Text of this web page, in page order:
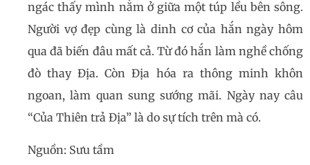
ngác thấy mình nằm ở giữa một túp lều bên sông.
Người vợ đẹp cùng là dinh cơ của hắn ngày hôm
qua đã biến đâu mất cả. Từ đó hắn làm nghề chống
đò thay Địa. Còn Địa hóa ra thông minh khôn
ngoan, làm quan sung sướng mãi. Ngày nay câu
“Của Thiên trả Địa” là do sự tích trên mà có.
Nguồn: Sưu tầm